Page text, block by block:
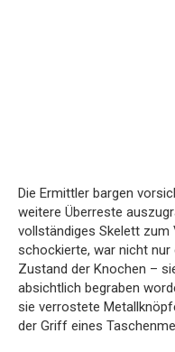
Die Ermittler bargen
weitere Überreste
vollständiges Skelett zum
schockierte, war nicht nur
Zustand der Knochen –
absichtlich begraben
sie verrostete
der Griff eines